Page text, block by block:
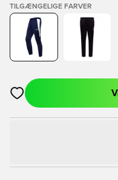
TILGÆNGELIGE FARVER
Åbner en Modal til at